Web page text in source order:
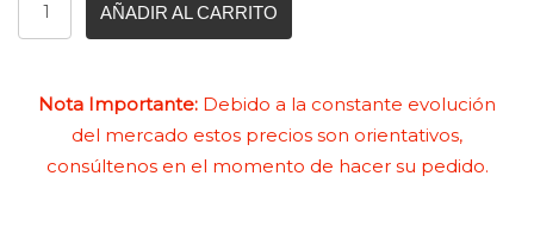
AÑADIR AL CARRITO
Nota Importante: Debido a la constante evolución
del mercado estos precios son orientativos,
consúltenos en el momento de hacer su pedido.